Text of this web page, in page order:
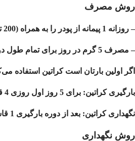
روش مصرف
– روزانه 1 پیمانه از پودر را به‌ همراه (200 تا 300 میلی لیتر) آب یا آب میوه مخلوط کرده و مصرف نمایید.
– مصرف 5 گرم در روز برای تمام طول دوره برای کسب نتایج مثبت کراتین کافی است.
اگر اولین بارتان است کراتین استفاده
بارگیری کراتین: برای 5 روز اول روزی 4 قاشق از پودر را (صبح، بعد از ظهر، بعد از تمرین، قبل از رفتن به رختخواب) استفاده نمائید.
نگهداری کراتین: بعد از دوره بارگیری 1 قاشق از پودر را بلافاصله بعد از تمرین مصرف نمائید.
روش نگهداری